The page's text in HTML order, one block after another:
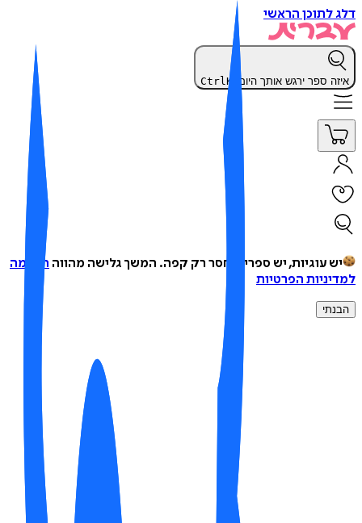
לתוכן הראשי
ספר ירגש אותך היום? CtrlK
יש עוגיות, יש ספרים, חסר רק קפה.המשך גלישה מהווההסכמה
הפרטיות